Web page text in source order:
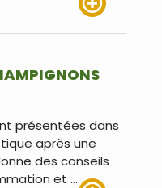
présentées dans
après une
des conseils
et …